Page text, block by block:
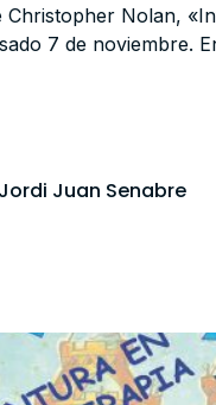
Christopher Nolan,
7 de noviembre.
Juan Senabre